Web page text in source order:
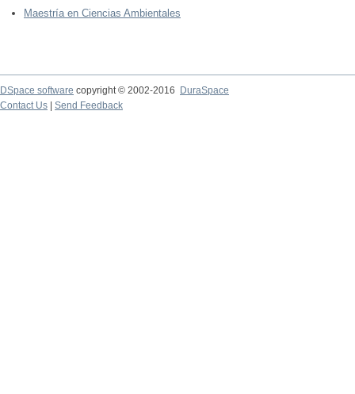
Maestría en Ciencias Ambientales
DSpace software copyright © 2002-2016
DuraSpace
Contact Us
Send Feedback